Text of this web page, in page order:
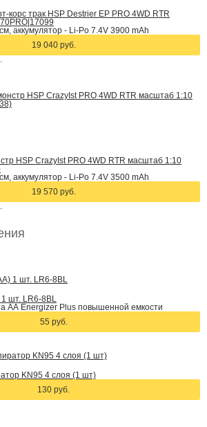
корс трак HSP Destrier EP PRO 4WD RTR
аккумулятор - Li-Po 7.4V 3900 mAh
19 040 руб.
HSP CrazyIst PRO 4WD RTR масштаб 1:10
аккумулятор - Li-Po 7.4V 3500 mAh
19 570 руб.
шт. LR6-8BL
АА Energizer Plus повышенной емкости
55 руб.
KN95 4 слоя (1 шт)
130 руб.